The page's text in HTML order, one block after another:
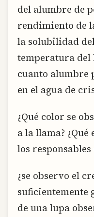
del alumbre de
rendimiento de
la solubilidad
temperatura
cuanto alumbre
en el agua de
¿Qué color se
a la llama?
los
¿se observo el
suficientemente
de una lupa